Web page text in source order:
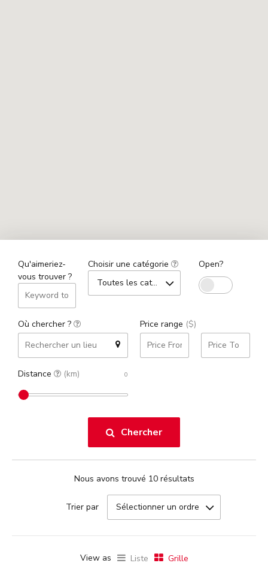
Qu'aimeriez-
vous trouver ?
Choisir une catégorie
Toutes les catégories
Open?
Où chercher ?
Distance (km)
Price range ($)
Chercher
Nous avons trouvé 10 résultats
Trier par Sélectionner un ordre
View as Liste Grille